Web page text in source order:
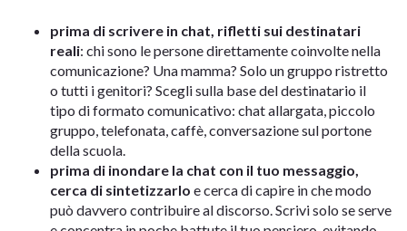
prima di scrivere in chat, rifletti sui destinatari
reali: chi sono le persone direttamente coinvolte nella
comunicazione? Una mamma? Solo un gruppo ristretto
o tutti i genitori? Scegli sulla base del destinatario il
tipo di formato comunicativo: chat allargata, piccolo
gruppo, telefonata, caffè, conversazione sul portone
della scuola.
prima di inondare la chat con il tuo messaggio,
cerca di sintetizzarlo e cerca di capire in che modo
può davvero contribuire al discorso. Scrivi solo se serve